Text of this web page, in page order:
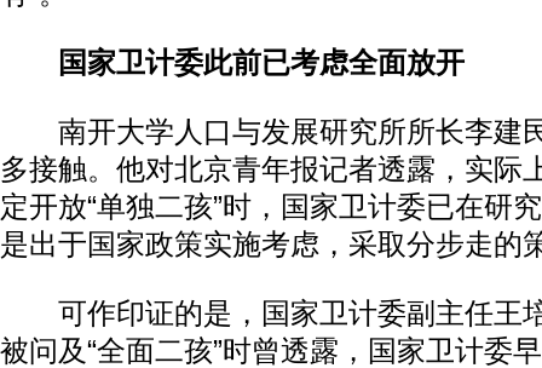
国家卫计委此前已考虑全面放开
南开大学人口与发展研究所所长李建
多接触。他对北京青年报记者透露，实际
定开放“单独二孩”时，国家卫计委已在研
是出于国家政策实施考虑，采取分步走的
可作印证的是，国家卫计委副主任王
被问及“全面二孩”时曾透露，国家卫计委